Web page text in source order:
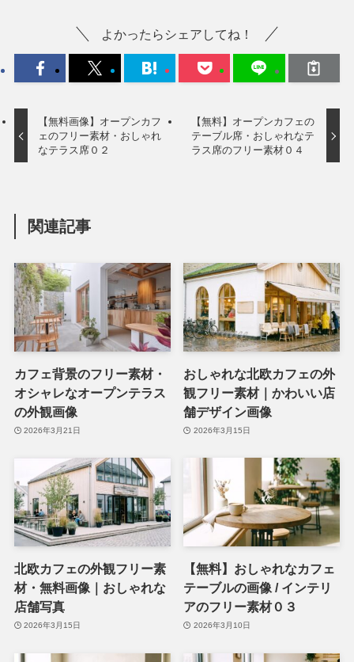
よかったらシェアしてね！
【無料画像】オープンカフ
ェのフリー素材・おしゃれ
なテラス席０２
【無料】オープンカフェの
テーブル席・おしゃれなテ
ラス席のフリー素材０４
関連記事
カフェ背景のフリー素材・
オシャレなオープンテラス
の外観画像
2026年3月21日
おしゃれな北欧カフェの外
観フリー素材｜かわいい店
舗デザイン画像
2026年3月15日
北欧カフェの外観フリー素
材・無料画像｜おしゃれな
店舗写真
2026年3月15日
【無料】おしゃれなカフェ
テーブルの画像 / インテリ
アのフリー素材０３
2026年3月10日